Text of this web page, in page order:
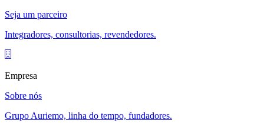
Seja um parceiro
Integradores, consultorias, revendedores.
Empresa
Sobre nós
Grupo Auriemo, linha do tempo, fundadores.